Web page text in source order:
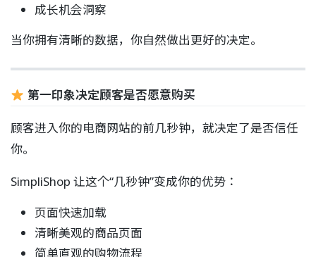
成长机会洞察
当你拥有清晰的数据，你自然做出更好的决定。
第一印象决定顾客是否愿意购买
顾客进入你的电商网站的前几秒钟，就决定了是否信任
你。
SimpliShop 让这个“几秒钟”变成你的优势：
页面快速加载
清晰美观的商品页面
简单直观的购物流程